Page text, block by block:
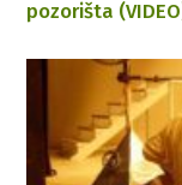
pozorišta